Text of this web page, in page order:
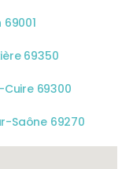
69350
69300
Saône 69270